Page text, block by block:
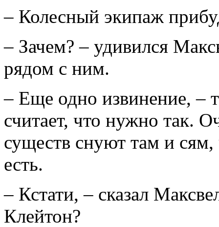
– Колесный экипаж
– Зачем? – удивился
рядом с ним.
– Еще одно извинение, –
считает, что нужно так.
существ снуют там и сям,
есть.
– Кстати, – сказал
Клейтон?